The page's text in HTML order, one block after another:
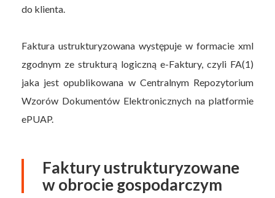
do klienta.
Faktura ustrukturyzowana występuje w formacie xml
zgodnym ze strukturą logiczną e-Faktury, czyli FA(1)
jaka jest opublikowana w Centralnym Repozytorium
Wzorów Dokumentów Elektronicznych na platformie
ePUAP.
Faktury ustrukturyzowane
w obrocie gospodarczym